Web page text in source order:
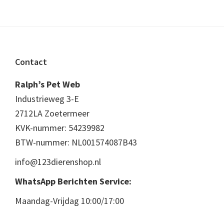
Footer
Contact
Ralph’s Pet Web
Industrieweg 3-E
2712LA Zoetermeer
KVK-nummer: 54239982
BTW-nummer: NL001574087B43
info@123dierenshop.nl
WhatsApp Berichten Service:
Maandag-Vrijdag 10:00/17:00